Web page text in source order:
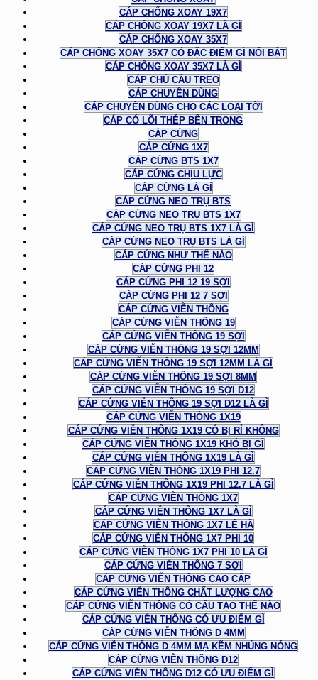
CÁP CHỐNG XOAY 19X7
CÁP CHỐNG XOAY 19X7 LÀ GÌ
CÁP CHỐNG XOAY 35X7
CÁP CHỐNG XOAY 35X7 CÓ ĐẶC ĐIỂM GÌ NỔI BẬT
CÁP CHỐNG XOAY 35X7 LÀ GÌ
CÁP CHỦ CẦU TREO
CÁP CHUYÊN DÙNG
CÁP CHUYÊN DÙNG CHO CÁC LOẠI TỜI
CÁP CÓ LÕI THÉP BÊN TRONG
CÁP CỨNG
CÁP CỨNG 1X7
CÁP CỨNG BTS 1X7
CÁP CỨNG CHỊU LỰC
CÁP CỨNG LÀ GÌ
CÁP CỨNG NEO TRỤ BTS
CÁP CỨNG NEO TRỤ BTS 1X7
CÁP CỨNG NEO TRỤ BTS 1X7 LÀ GÌ
CÁP CỨNG NEO TRỤ BTS LÀ GÌ
CÁP CỨNG NHƯ THẾ NÀO
CÁP CỨNG PHI 12
CÁP CỨNG PHI 12 19 SỢI
CÁP CỨNG PHI 12 7 SỢI
CÁP CỨNG VIỄN THÔNG
CÁP CỨNG VIỄN THÔNG 19
CÁP CỨNG VIỄN THÔNG 19 SỢI
CÁP CỨNG VIỄN THÔNG 19 SỢI 12MM
CÁP CỨNG VIỄN THÔNG 19 SỢI 12MM LÀ GÌ
CÁP CỨNG VIỄN THÔNG 19 SỢI 8MM
CÁP CỨNG VIỄN THÔNG 19 SỢI D12
CÁP CỨNG VIỄN THÔNG 19 SỢI D12 LÀ GÌ
CÁP CỨNG VIỄN THÔNG 1X19
CÁP CỨNG VIỄN THÔNG 1X19 CÓ BỊ RỈ KHÔNG
CÁP CỨNG VIỄN THÔNG 1X19 KHÓ BỊ GỈ
CÁP CỨNG VIỄN THÔNG 1X19 LÀ GÌ
CÁP CỨNG VIỄN THÔNG 1X19 PHI 12.7
CÁP CỨNG VIỄN THÔNG 1X19 PHI 12.7 LÀ GÌ
CÁP CỨNG VIỄN THÔNG 1X7
CÁP CỨNG VIỄN THÔNG 1X7 LÀ GÌ
CÁP CỨNG VIỄN THÔNG 1X7 LÊ HÀ
CÁP CỨNG VIỄN THÔNG 1X7 PHI 10
CÁP CỨNG VIỄN THÔNG 1X7 PHI 10 LÀ GÌ
CÁP CỨNG VIỄN THÔNG 7 SỢI
CÁP CỨNG VIỄN THÔNG CAO CẤP
CÁP CỨNG VIỄN THÔNG CHẤT LƯỢNG CAO
CÁP CỨNG VIỄN THÔNG CÓ CẤU TẠO THẾ NÀO
CÁP CỨNG VIỄN THÔNG CÓ ƯU ĐIỂM GÌ
CÁP CỨNG VIỄN THÔNG D 4MM
CÁP CỨNG VIỄN THÔNG D 4MM MẠ KẼM NHÚNG NÓNG
CÁP CỨNG VIỄN THÔNG D12
CÁP CỨNG VIỄN THÔNG D12 CÓ ƯU ĐIỂM GÌ